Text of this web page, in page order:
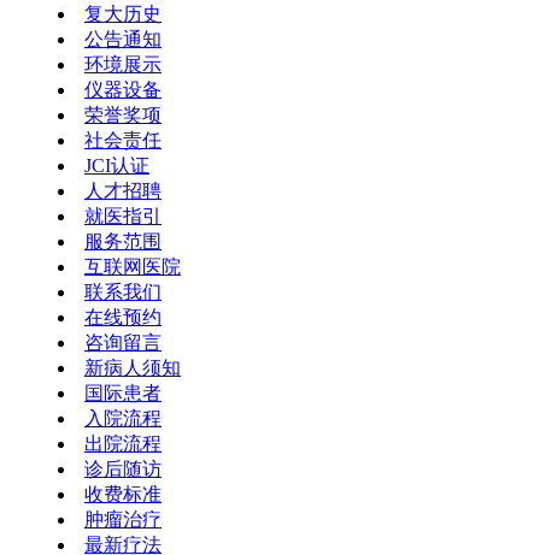
复大历史
公告通知
环境展示
仪器设备
荣誉奖项
社会责任
JCI认证
人才招聘
就医指引
服务范围
互联网医院
联系我们
在线预约
咨询留言
新病人须知
国际患者
入院流程
出院流程
诊后随访
收费标准
肿瘤治疗
最新疗法